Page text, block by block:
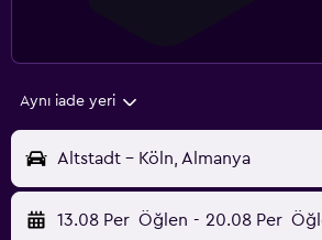
Aynı iade yeri
Altstadt - Köln, Almanya
13.08 Per Öğlen - 20.08 Per